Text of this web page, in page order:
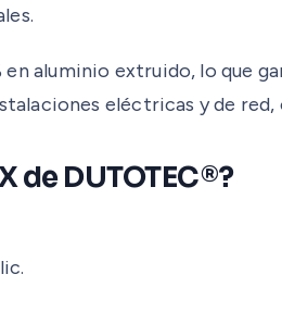
aluminio extruido, lo que
eléctricas y de
de DUTOTEC®?